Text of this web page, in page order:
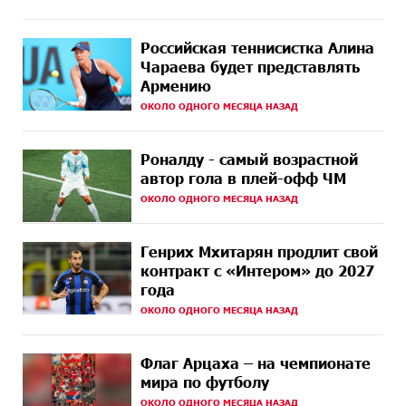
Аршак Карапетян
10 ДНЕЙ
НАЗАД
Обновленный Центр продаж и обслуживания Ucom
открылся по адресу ул. Шаумяна, 24/2 в Арарате
НАЗАД
независимого Азербайджана. Аршак Карапетян
13 ДНЕЙ
НАЗАД
Бывший премьер-министр Словакии обратился к
президенту страны с просьбой содействовать
освобождению армянских заключенных,
осужденных в Азербайджане
15 ДНЕЙ
НАЗАД
Против кого вооружается Азербайджан? Аршак
Карапетян
При поддержке Ucom в спортивной школе Вайка
установлена солнечная электростанция мощностью
16 ДНЕЙ
НАЗАД
Новые финансовые навыки на «Давидбекских
Российская теннисистка Алина
Чараева будет представлять
Армению
ОКОЛО ОДНОГО МЕСЯЦА НАЗАД
Роналду - самый возрастной
автор гола в плей-офф ЧМ
ОКОЛО ОДНОГО МЕСЯЦА НАЗАД
Генрих Мхитарян продлит свой
контракт с «Интером» до 2027
года
ОКОЛО ОДНОГО МЕСЯЦА НАЗАД
Флаг Арцаха – на чемпионате
мира по футболу
ОКОЛО ОДНОГО МЕСЯЦА НАЗАД